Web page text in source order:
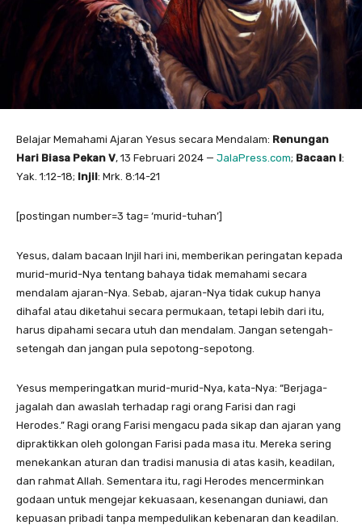
Belajar Memahami Ajaran Yesus secara Mendalam: Renungan
Hari Biasa Pekan V, 13 Februari 2024 — JalaPress.com; Bacaan I:
Yak. 1:12-18; Injil: Mrk. 8:14-21
[postingan number=3 tag= ‘murid-tuhan’]
Yesus, dalam bacaan Injil hari ini, memberikan peringatan kepada
murid-murid-Nya tentang bahaya tidak memahami secara
mendalam ajaran-Nya. Sebab, ajaran-Nya tidak cukup hanya
dihafal atau diketahui secara permukaan, tetapi lebih dari itu,
harus dipahami secara utuh dan mendalam. Jangan setengah-
setengah dan jangan pula sepotong-sepotong.
Yesus memperingatkan murid-murid-Nya, kata-Nya: “Berjaga-
jagalah dan awaslah terhadap ragi orang Farisi dan ragi
Herodes.” Ragi orang Farisi mengacu pada sikap dan ajaran yang
dipraktikkan oleh golongan Farisi pada masa itu. Mereka sering
menekankan aturan dan tradisi manusia di atas kasih, keadilan,
dan rahmat Allah. Sementara itu, ragi Herodes mencerminkan
godaan untuk mengejar kekuasaan, kesenangan duniawi, dan
kepuasan pribadi tanpa mempedulikan kebenaran dan keadilan.